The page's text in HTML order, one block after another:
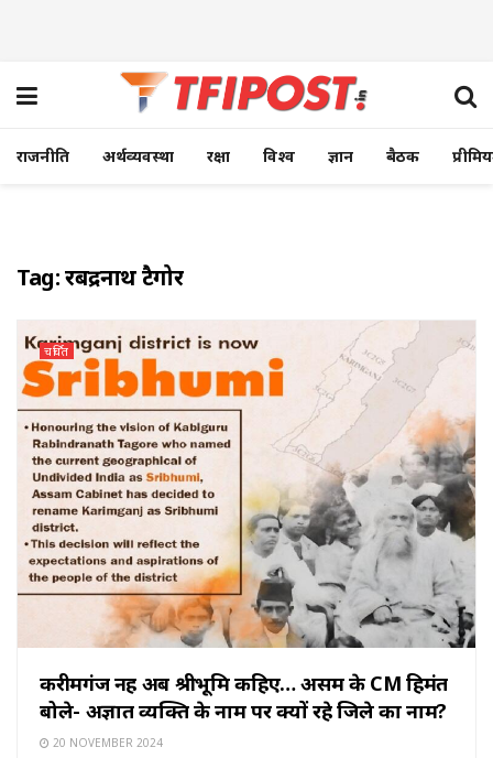
राजनीति अर्थव्यवस्था रक्षा विश्व ज्ञान बैठक
Tag:रबींद्रनाथ टैगोर
चर्चित
करीमगंज नहीं अब श्रीभूमि कहिए… असम के CM हिमंत
बोले- अज्ञात व्यक्ति के नाम पर क्यों रहे जिले का नाम?
20 NOVEMBER 2024